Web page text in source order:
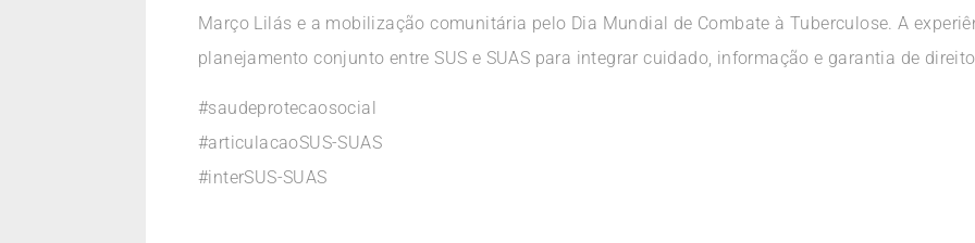
Março Lilás e a mobilização comunitária pelo Dia Mundial de Combate à Tuberculose. A
planejamento conjunto entre SUS e SUAS para integrar cuidado, informação e garantia de
#saudeprotecaosocial
#articulacaoSUS-SUAS
#interSUS-SUAS